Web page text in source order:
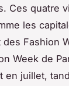
Ces quatre
les
Fashion
Week de
en juillet,